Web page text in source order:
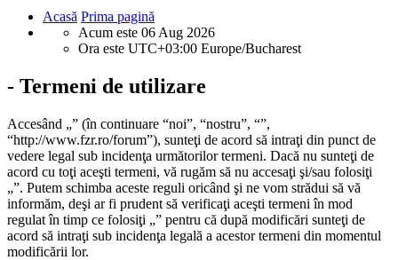
Acasă Prima pagină
Acum este 06 Aug 2026
Ora este UTC+03:00 Europe/Bucharest
- Termeni de utilizare
Accesând „” (în continuare “noi”, “nostru”, “”,
“http://www.fzr.ro/forum”), sunteţi de acord să intraţi din punct de
vedere legal sub incidenţa următorilor termeni. Dacă nu sunteţi de
acord cu toţi aceşti termeni, vă rugăm să nu accesaţi şi/sau folosiţi
„”. Putem schimba aceste reguli oricând şi ne vom strădui să vă
informăm, deşi ar fi prudent să verificaţi aceşti termeni în mod
regulat în timp ce folosiţi „” pentru că după modificări sunteţi de
acord să intraţi sub incidenţa legală a acestor termeni din momentul
modificării lor.